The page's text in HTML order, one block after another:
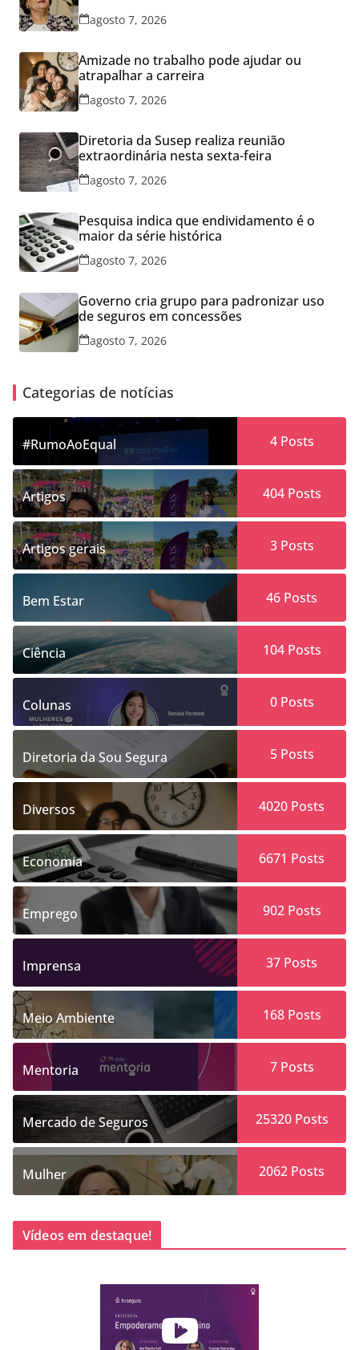
agosto 7, 2026
Amizade no trabalho pode ajudar ou
atrapalhar a carreira
agosto 7, 2026
Diretoria da Susep realiza reunião
extraordinária nesta sexta-feira
agosto 7, 2026
Pesquisa indica que endividamento é o
maior da série histórica
agosto 7, 2026
Governo cria grupo para padronizar uso
de seguros em concessões
agosto 7, 2026
Categorias de notícias
#RumoAoEqual 4Posts
Artigos 404Posts
Artigos gerais 3Posts
Bem Estar 46 Posts
Ciência 104Posts
Colunas 0Posts
Diretoria da Sou Segura 5Posts
Diversos 4020 Posts
Economia 6671 Posts
Emprego 902Posts
Imprensa 37 Posts
Meio Ambiente 168Posts
Mentoria 7Posts
Mercado de Seguros 25320Posts
Mulher 2062 Posts
Vídeos em destaque!